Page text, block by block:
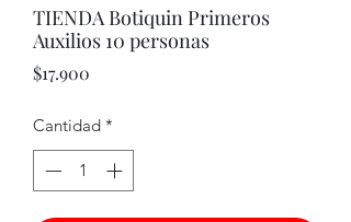
TIENDA Botiquin Primeros
Auxilios 10 personas
$17.900
Cantidad *